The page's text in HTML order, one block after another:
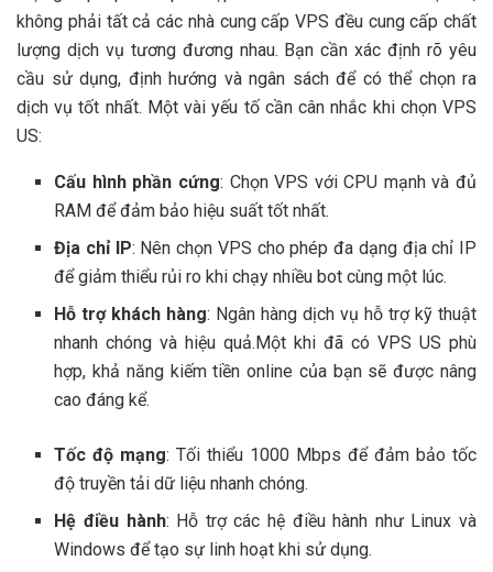
không phải tất cả các nhà cung cấp VPS đều cung cấp chất
lượng dịch vụ tương đương nhau. Bạn cần xác định rõ yêu
cầu sử dụng, định hướng và ngân sách để có thể chọn ra
dịch vụ tốt nhất. Một vài yếu tố cần cân nhắc khi chọn VPS
US:
Cấu hình phần cứng: Chọn VPS với CPU mạnh và đủ
RAM để đảm bảo hiệu suất tốt nhất.
Địa chỉ IP: Nên chọn VPS cho phép đa dạng địa chỉ IP
để giảm thiểu rủi ro khi chạy nhiều bot cùng một lúc.
Hỗ trợ khách hàng: Ngân hàng dịch vụ hỗ trợ kỹ thuật
nhanh chóng và hiệu quả.Một khi đã có VPS US phù
hợp, khả năng kiếm tiền online của bạn sẽ được nâng
cao đáng kể.
Tốc độ mạng: Tối thiểu 1000 Mbps để đảm bảo tốc
độ truyền tải dữ liệu nhanh chóng.
Hệ điều hành: Hỗ trợ các hệ điều hành như Linux và
Windows để tạo sự linh hoạt khi sử dụng.